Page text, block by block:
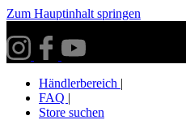
Zum Hauptinhalt springen
Händlerbereich |
FAQ |
Store suchen